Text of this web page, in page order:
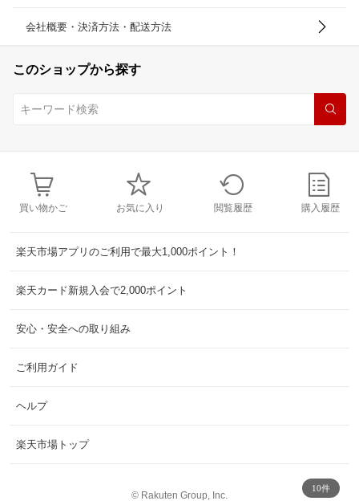
10件
会社概要・決済方法・配送方法
このショップから探す
買い物かご お気に入り 閲覧履歴 購入履歴
楽天市場アプリのご利用で最大1,000ポイント！
楽天カード新規入会で2,000ポイント
安心・安全への取り組み
ご利用ガイド
ヘルプ
楽天市場トップ
© Rakuten Group, Inc.